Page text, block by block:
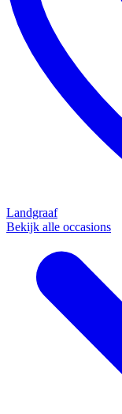
Landgraaf
Bekijk alle occasions